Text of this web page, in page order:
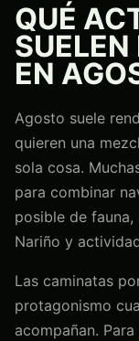
QUÉ
EN
Agosto suele
quieren una
sola cosa.
para combinar
posible de
Nariño y
Las caminatas
protagonismo
acompañan.